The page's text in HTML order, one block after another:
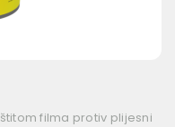
filma protiv plijesni